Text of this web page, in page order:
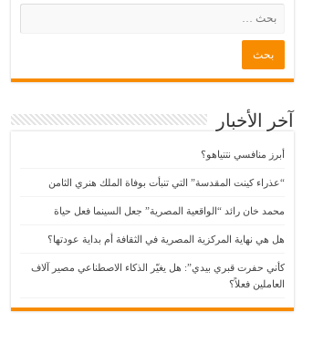
آخر الأخبار
أبرز منافسي نتنياهو؟
“عذراء كينت المقدسة” التي تنبأت بوفاة الملك هنري الثامن
محمد خان رائد “الواقعية المصرية” جعل السينما فعل حياة
هل هي نهاية المركزية المصرية في الثقافة أم بداية عودتها؟
كأني حفرت قبري بيدي”: هل يغيّر الذكاء الاصطناعي مصير آلاف
العاملين فعلاً؟